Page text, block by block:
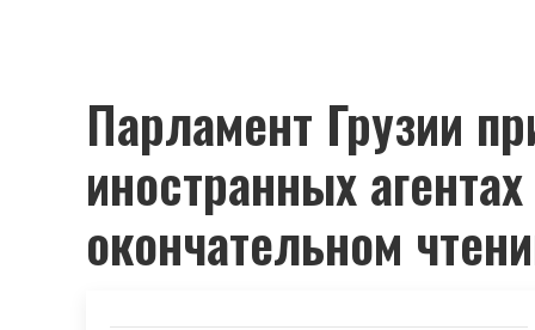
Парламент Грузии
иностранных
окончательном